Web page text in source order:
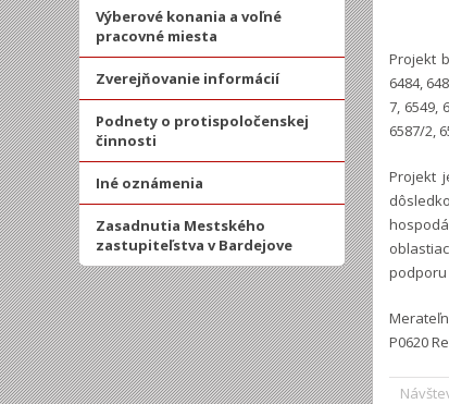
Výberové konania a voľné
pracovné miesta
Zverejňovanie informácií
Podnety o protispoločenskej
činnosti
Iné oznámenia
Zasadnutia Mestského
zastupiteľstva v Bardejove
Projekt
6484,
7, 6549,
6587/2,
Projekt
P0620